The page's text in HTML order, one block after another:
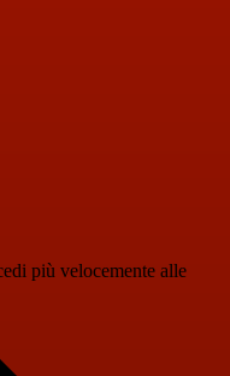
più velocemente alle